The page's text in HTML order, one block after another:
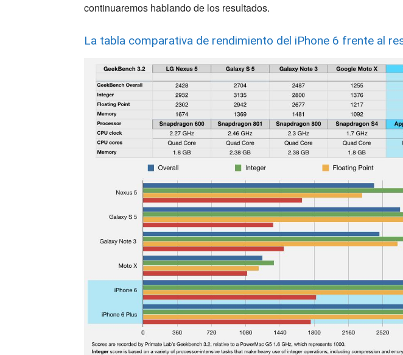
continuaremos hablando de los resultados.
La tabla comparativa de rendimiento del iPhone 6 frente al